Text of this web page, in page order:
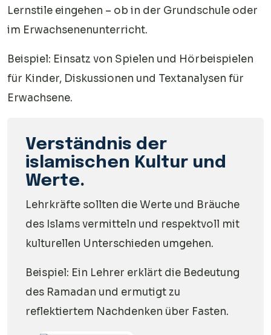
Lernstile eingehen – ob in der Grundschule oder
im Erwachsenenunterricht.
Beispiel: Einsatz von Spielen und Hörbeispielen
für Kinder, Diskussionen und Textanalysen für
Erwachsene.
Verständnis der
islamischen Kultur und
Werte.
Lehrkräfte sollten die Werte und Bräuche
des Islams vermitteln und respektvoll mit
kulturellen Unterschieden umgehen.
Beispiel: Ein Lehrer erklärt die Bedeutung
des Ramadan und ermutigt zu
reflektiertem Nachdenken über Fasten.